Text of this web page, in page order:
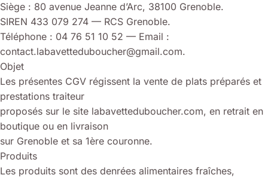
Siège : 80 avenue Jeanne d’Arc, 38100 Grenoble.
SIREN 433 079 274 — RCS Grenoble.
Téléphone : 04 76 51 10 52 — Email :
contact.labavetteduboucher@gmail.com.
Objet
Les présentes CGV régissent la vente de plats préparés et
prestations traiteur
proposés sur le site labavetteduboucher.com, en retrait en
boutique ou en livraison
sur Grenoble et sa 1ère couronne.
Produits
Les produits sont des denrées alimentaires fraîches,